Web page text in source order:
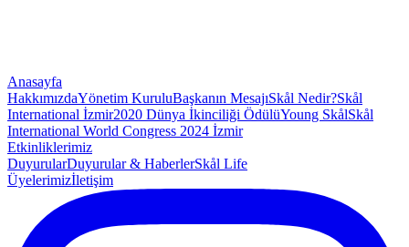
Anasayfa
HakkımızdaYönetim KuruluBaşkanın MesajıSkål Nedir?Skål
International İzmir2020 Dünya İkinciliği ÖdülüYoung SkålSkål
International World Congress 2024 İzmir
Etkinliklerimiz
DuyurularDuyurular & HaberlerSkål Life
Üyelerimizİletişim